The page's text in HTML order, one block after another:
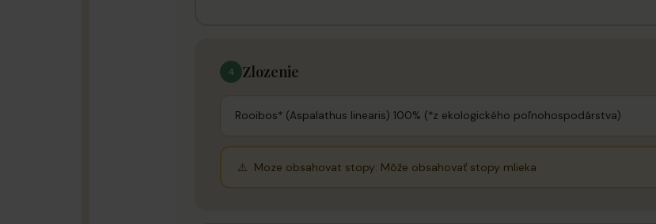
4 Zlozenie
Rooibos* (Aspalathus linearis) 100% (*z ekologického poľnohospodárstva)
⚠️ Moze obsahovat stopy: Môže obsahovať stopy mlieka